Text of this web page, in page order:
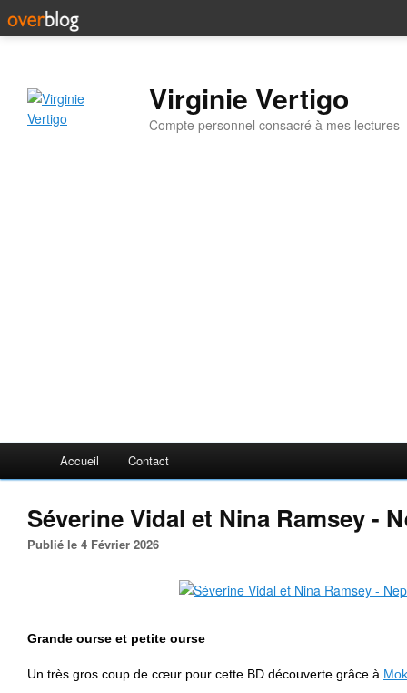
Virginie Vertigo
Compte personnel consacré à mes lectures
Accueil Contact
Séverine Vidal et Nina Ramsey -
Publié le 4 Février 2026
Grande ourse et petite ourse
Un très gros coup de cœur pour cette BD découverte grâce à